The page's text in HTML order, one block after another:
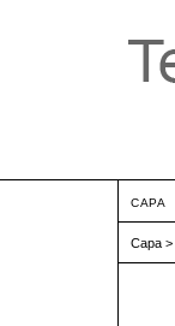
CAPA
Capa >